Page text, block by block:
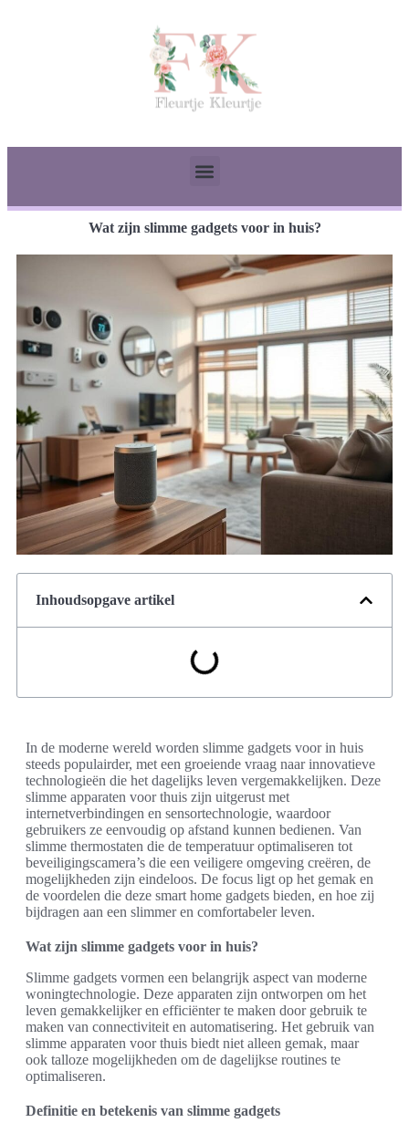
Wat zijn slimme gadgets voor in huis?
Inhoudsopgave artikel
In de moderne wereld worden slimme gadgets voor in huis
steeds populairder, met een groeiende vraag naar innovatieve
technologieën die het dagelijks leven vergemakkelijken. Deze
slimme apparaten voor thuis zijn uitgerust met
internetverbindingen en sensortechnologie, waardoor
gebruikers ze eenvoudig op afstand kunnen bedienen. Van
slimme thermostaten die de temperatuur optimaliseren tot
beveiligingscamera’s die een veiligere omgeving creëren, de
mogelijkheden zijn eindeloos. De focus ligt op het gemak en
de voordelen die deze smart home gadgets bieden, en hoe zij
bijdragen aan een slimmer en comfortabeler leven.
Wat zijn slimme gadgets voor in huis?
Slimme gadgets vormen een belangrijk aspect van moderne
woningtechnologie. Deze apparaten zijn ontworpen om het
leven gemakkelijker en efficiënter te maken door gebruik te
maken van connectiviteit en automatisering. Het gebruik van
slimme apparaten voor thuis biedt niet alleen gemak, maar
ook talloze mogelijkheden om de dagelijkse routines te
optimaliseren.
Definitie en betekenis van slimme gadgets